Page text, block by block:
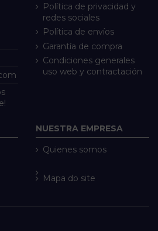
Política de privacidad y
redes sociales
Política de envíos
Garantía de compra
Condiciones generales
uso web y contractación
NUESTRA EMPRESA
Quienes somos
Mapa do site